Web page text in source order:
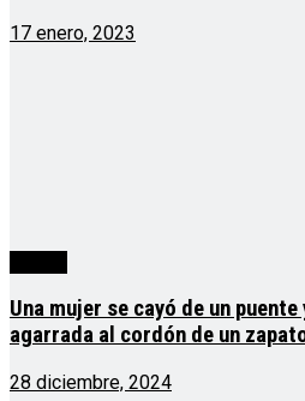
17 enero, 2023
Una mujer se cayó de un
agarrada al cordón de un
28 diciembre, 2024